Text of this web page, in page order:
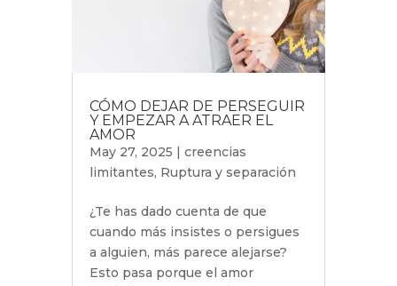
CÓMO DEJAR DE PERSEGUIR
Y EMPEZAR A ATRAER EL
AMOR
May 27, 2025 | creencias
limitantes, Ruptura y separación
¿Te has dado cuenta de que
cuando más insistes o persigues
a alguien, más parece alejarse?
Esto pasa porque el amor